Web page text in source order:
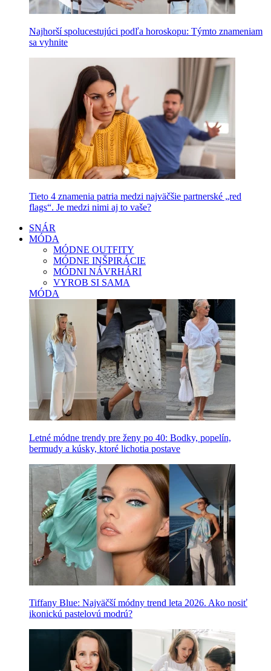
Najhorší spolucestujúci podľa horoskopu: Týmto znameniam
sa vyhnite
Tieto 4 znamenia patria medzi najväčšie partnerské „red
flags“. Je medzi nimi aj to vaše?
SNÁR
MÓDA
MÓDNE OUTFITY
MÓDNE INŠPIRÁCIE
MÓDNI NÁVRHÁRI
VYROB SI SAMA
MÓDA
Letné módne trendy pre ženy po 40: Bodky, popelín,
bermudy a kúsky, ktoré lichotia postave
Tiffany Blue: Najväčší módny trend leta 2026. Ako nosiť
ikonickú pastelovú modrú?